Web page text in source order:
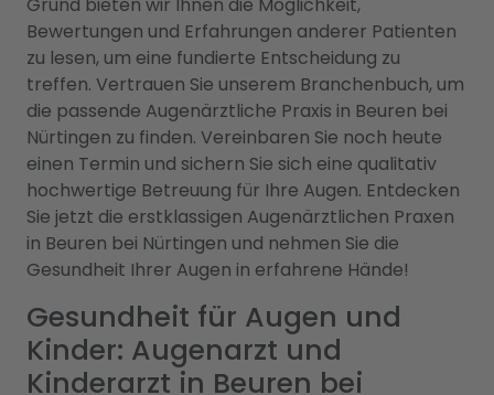
Bewertungen und Erfahrungen anderer Patienten
zu lesen, um eine fundierte Entscheidung zu
treffen. Vertrauen Sie unserem Branchenbuch, um
die passende Augenärztliche Praxis in Beuren bei
Nürtingen zu finden. Vereinbaren Sie noch heute
einen Termin und sichern Sie sich eine qualitativ
hochwertige Betreuung für Ihre Augen. Entdecken
Sie jetzt die erstklassigen Augenärztlichen Praxen
in Beuren bei Nürtingen und nehmen Sie die
Gesundheit Ihrer Augen in erfahrene Hände!
Gesundheit für Augen und
Kinder: Augenarzt und
Kinderarzt in Beuren bei